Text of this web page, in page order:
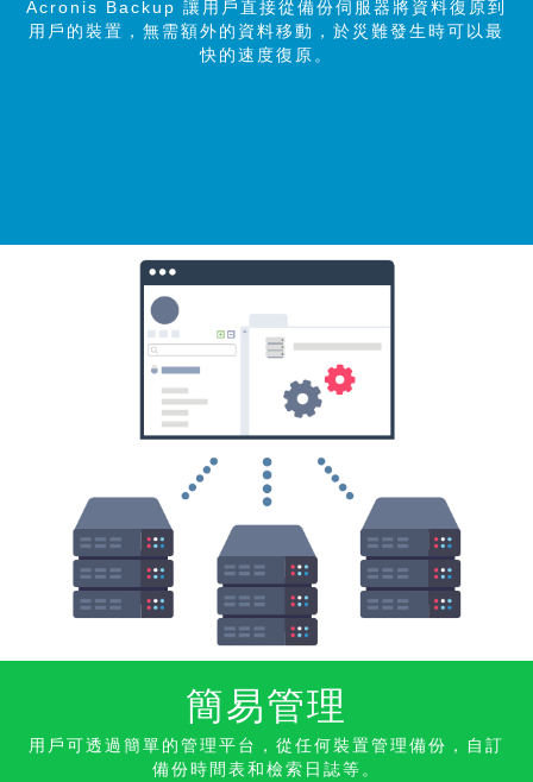
Acronis Backup 讓用戶直接從備份伺服器將資料復原到
用戶的裝置，無需額外的資料移動，於災難發生時可以最
快的速度復原。
簡易管理
用戶可透過簡單的管理平台，從任何裝置管理備份，自訂
備份時間表和檢索日誌等。